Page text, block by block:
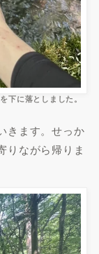
下に落としました。
きます。せっか
りながら帰りま